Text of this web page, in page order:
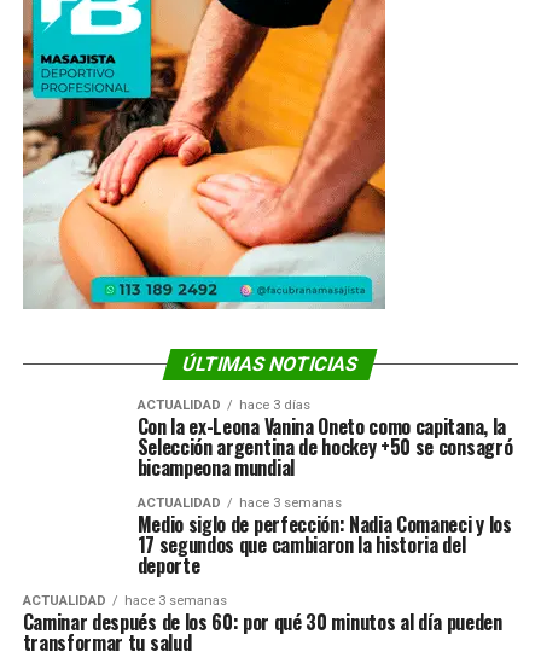
ÚLTIMAS NOTICIAS
ACTUALIDAD hace 3 días
Con la ex-Leona Vanina Oneto como capitana, la
Selección argentina de hockey +50 se consagró
bicampeona mundial
ACTUALIDAD hace 3 semanas
Medio siglo de perfección: Nadia Comaneci y los
17 segundos que cambiaron la historia del
deporte
ACTUALIDAD hace 3 semanas
Caminar después de los 60: por qué 30 minutos al día pueden
transformar tu salud